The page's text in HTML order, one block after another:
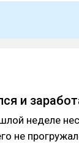
и
неделе
не